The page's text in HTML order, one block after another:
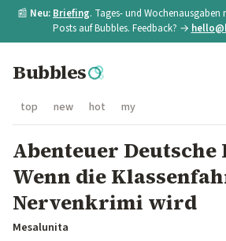
📰 Neu: Briefing. Tages- und
Posts auf Bubbles. Feedback? →
Bubbles
top new hot my
Abenteuer Deutsche
Wenn die
Nervenkrimi wird
Mesalunita